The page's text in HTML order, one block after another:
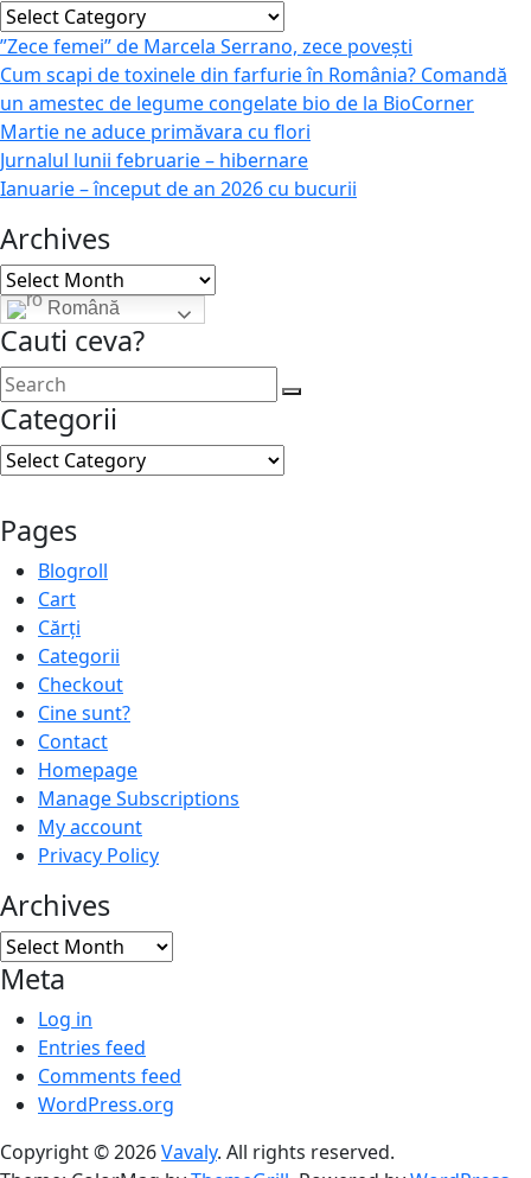
Categories
”Zece femei” de Marcela Serrano, zece povești
Cum scapi de toxinele din farfurie în România? Comandă
un amestec de legume congelate bio de la BioCorner
Martie ne aduce primăvara cu flori
Jurnalul lunii februarie – hibernare
Ianuarie – început de an 2026 cu bucurii
Archives
Archives
Română
Cauti ceva?
Categorii
Categorii
Pages
Blogroll
Cart
Cărți
Categorii
Checkout
Cine sunt?
Contact
Homepage
Manage Subscriptions
My account
Privacy Policy
Archives
Archives
Meta
Log in
Entries feed
Comments feed
WordPress.org
Copyright © 2026Vavaly. All rights reserved.